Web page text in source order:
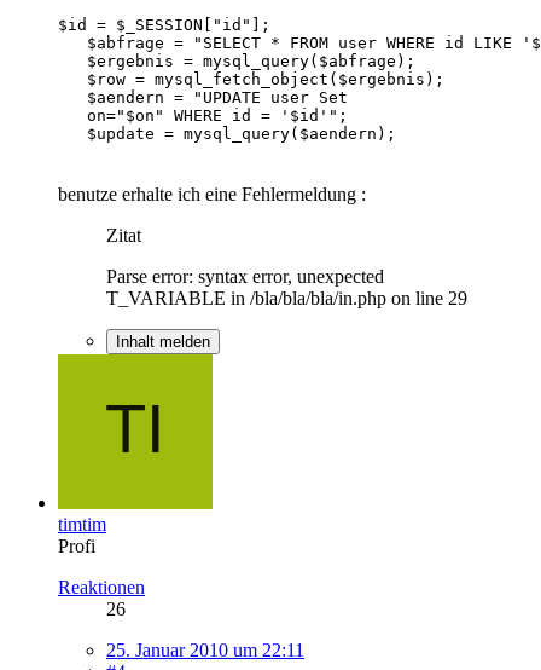
   $update = mysql_query($aendern);
benutze erhalte ich eine Fehlermeldung :
Zitat
Parse error: syntax error, unexpected
T_VARIABLE in /bla/bla/bla/in.php on line 29
Inhalt melden
timtim
Profi
Reaktionen
26
25. Januar 2010 um 22:11